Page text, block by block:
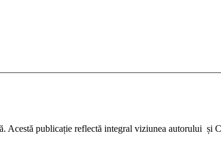
Acestă publicație reflectă integral viziunea autorului